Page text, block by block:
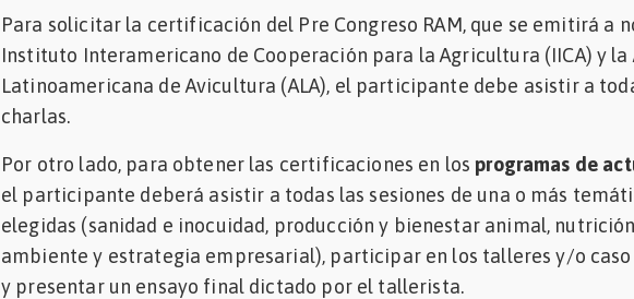
Para solicitar la certificación del Pre Congreso RAM, que se emitirá a
Instituto Interamericano de Cooperación para la Agricultura (IICA) y la
Latinoamericana de Avicultura (ALA), el participante debe asistir a
charlas.
Por otro lado, para obtener las certificaciones en los programas de
el participante deberá asistir a todas las sesiones de una o más
elegidas (sanidad e inocuidad, producción y bienestar animal,
ambiente y estrategia empresarial), participar en los talleres y/o caso
y presentar un ensayo final dictado por el tallerista.